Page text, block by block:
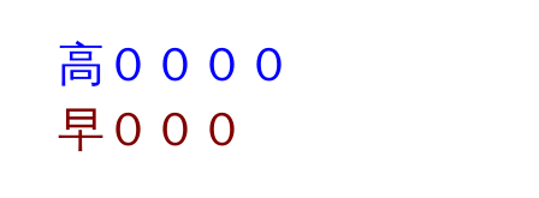
高００００
早０００